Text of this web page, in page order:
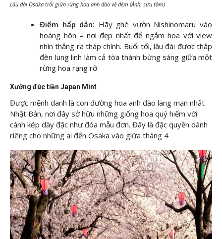
Lâu đài Osaka trổi giữa rừng hoa anh đào về đêm (Ảnh: sưu tầm)
Điểm hấp dẫn: Hãy ghé vườn Nishinomaru vào
hoàng hôn – nơi đẹp nhất để ngắm hoa với view
nhìn thẳng ra tháp chính. Buổi tối, lâu đài được thắp
đèn lung linh làm cả tòa thành bừng sáng giữa một
rừng hoa rạng rỡ
Xưởng đúc tiền Japan Mint
Được mệnh danh là con đường hoa anh đào lãng mạn nhất
Nhật Bản, nơi đây sở hữu những giống hoa quý hiếm với
cánh kép dày đặc như đóa mẫu đơn. Đây là đặc quyền dành
riêng cho những ai đến Osaka vào giữa tháng 4